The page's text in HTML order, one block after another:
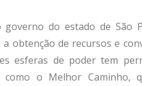
governo do estado de São
obtenção de recursos e
esferas de poder tem
como o Melhor Caminho,